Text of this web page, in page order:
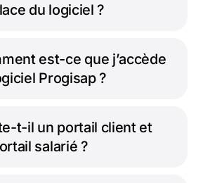
du logiciel ?
est-ce que j’accède
Progisap ?
t-il un portail client et
salarié ?